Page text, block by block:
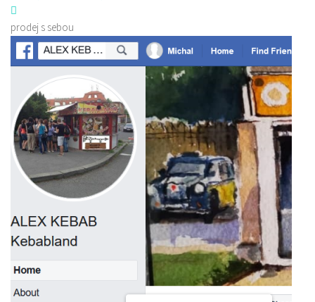
prodej s sebou